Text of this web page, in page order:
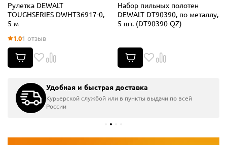
Рулетка DEWALT
TOUGHSERIES DWHT36917-0,
5 м
1.01 отзыв
Набор пильных полотен
DEWALT DT90390, по металлу,
5 шт. (DT90390-QZ)
Удобная и быстрая доставка
Курьерской службой или в пункты выдачи по всей
России